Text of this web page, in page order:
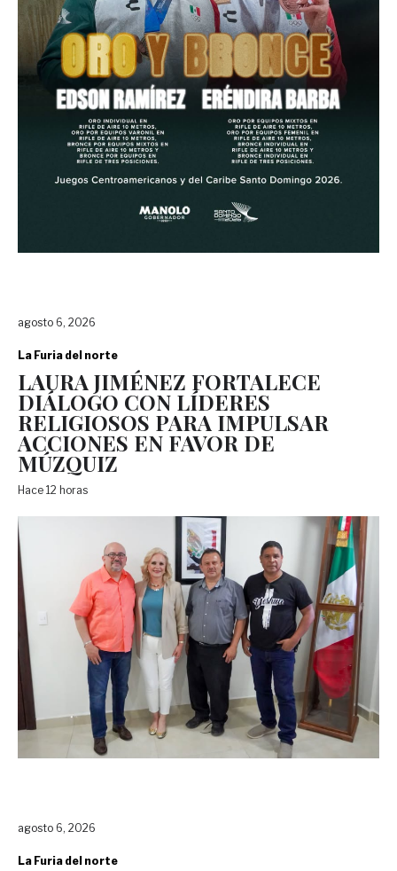
agosto 6, 2026
La Furia del norte
LAURA JIMÉNEZ FORTALECE
DIÁLOGO CON LÍDERES
RELIGIOSOS PARA IMPULSAR
ACCIONES EN FAVOR DE
MÚZQUIZ
Hace 12 horas
agosto 6, 2026
La Furia del norte